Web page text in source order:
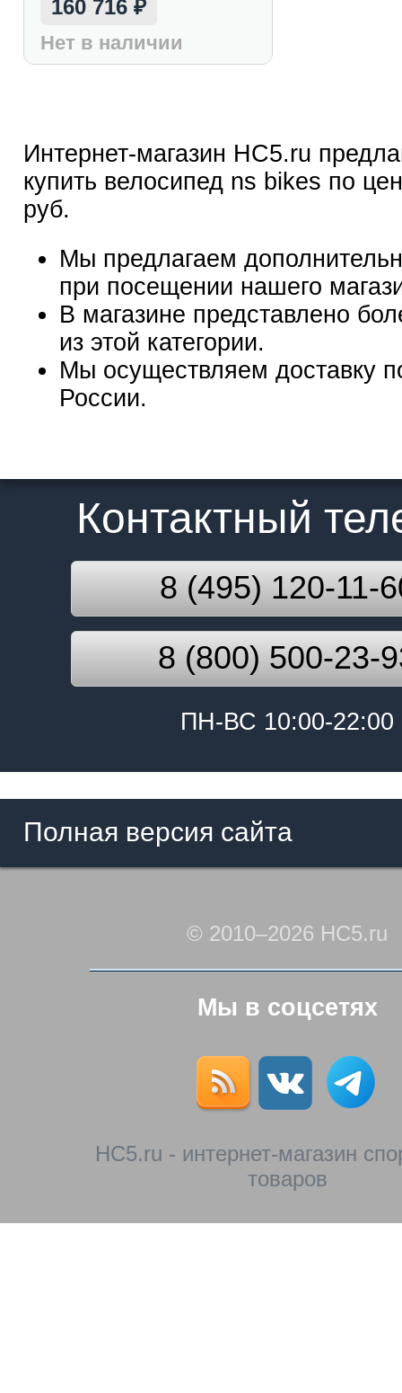
160 716 ₽
Нет в наличии
Интернет-магазин HC5.ru
купить велосипед ns bikes по
руб.
Мы предлагаем
при посещении нашего
В магазине представлено
из этой категории.
Мы осуществляем доставку
России.
Контактный
8 (495) 120-11-
8 (800) 500-23-
ПН-ВС 10:00-22:00
Полная версия сайта
© 2010–2026 HC5.ru
Мы в соцсетях
HC5.ru - интернет-магазин
товаров